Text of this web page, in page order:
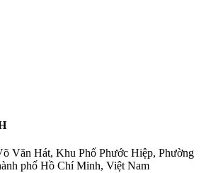
Văn Hát, Khu Phố Phước Hiệp, Phường
phố Hồ Chí Minh, Việt Nam